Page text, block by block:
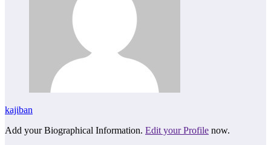
kajiban
Add your Biographical Information. Edit your Profile now.